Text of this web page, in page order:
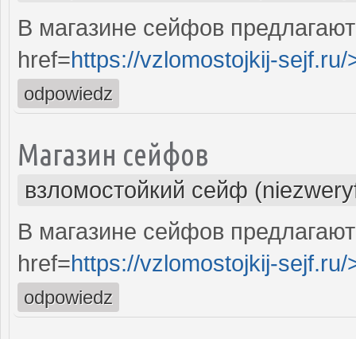
В магазине сейфов
href=https://vzlomostojkij-sejf.ru/
odpowiedz
Магазин сейфов
взломостойкий сейф
В магазине сейфов
href=https://vzlomostojkij-sejf.ru/
odpowiedz